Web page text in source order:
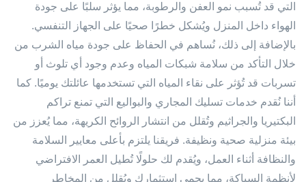
التي قد تُسبب نمو العفن والرطوبة، مما يؤثر سلبًا على جودة
الهواء داخل المنزل ويُشكل خطرًا صحيًا على الجهاز التنفسي.
بالإضافة إلى ذلك، نُساهم في الحفاظ على جودة مياه الشرب من
خلال التأكد من سلامة شبكات المياه وعدم وجود أي تلوث أو
تسربات قد تُؤثر على نقاء المياه التي تستخدمها عائلتك يوميًا. كما
أننا نُقدم خدمات تسليك المجاري والبواليع التي تمنع تراكم
البكتيريا والجراثيم وتُقلل من انتشار الروائح الكريهة، مما يُعزز من
بيئة منزلية صحية ونظيفة. فريقنا يلتزم بأعلى معايير السلامة
والنظافة أثناء العمل، ويُقدم لك حلولًا تُطيل العمر الافتراضي
لأنظمة السباكة، مما يحمي استثمارك ويُقلل من المخاطر